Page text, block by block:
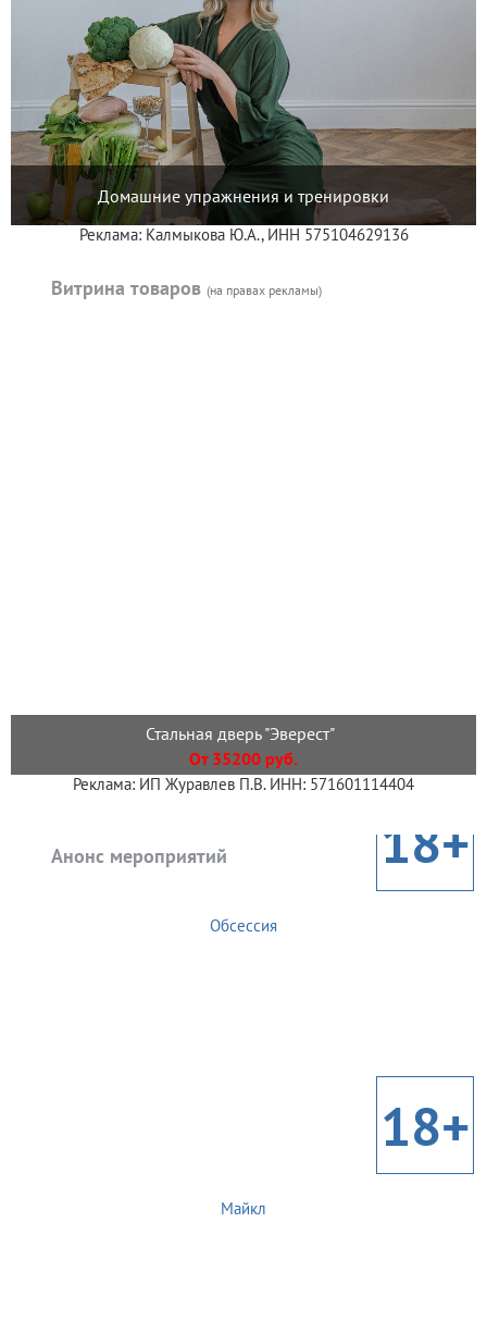
Домашние упражнения и тренировки
Реклама: Калмыкова Ю.А., ИНН 575104629136
Витрина товаров (на правах рекламы)
Стальная дверь "Эверест"
От 35200 руб.
Реклама: ИП Журавлев П.В. ИНН: 571601114404
Анонс мероприятий 18+
Обсессия
18+
Майкл